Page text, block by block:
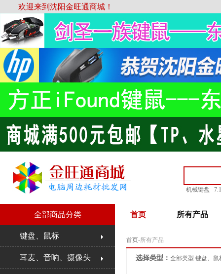
欢迎来到沈阳金旺通商城！
机械键盘
首页 所有产品
全部商品分类
键盘、鼠标
耳麦、音响、摄像头
首页-所有产品
选择类型： 全部类型 键盘、鼠